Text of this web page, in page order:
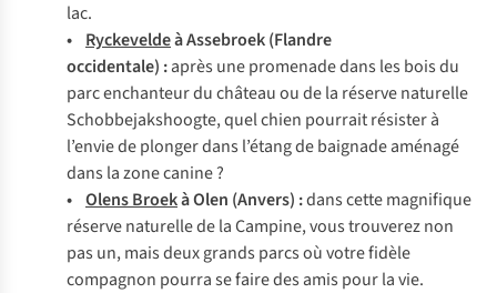
lac.
• Ryckeveldeà Assebroek (Flandre
occidentale) :après une promenade dans les bois du
parc enchanteur du château ou de la réserve naturelle
Schobbejakshoogte, quel chien pourrait résister à
l’envie de plonger dans l’étang de baignade aménagé
dans la zone canine ?
• Olens Broekà Olen (Anvers) :dans cette magnifique
réserve naturelle de la Campine, vous trouverez non
pas un, mais deux grands parcs où votre fidèle
compagnon pourra se faire des amis pour la vie.